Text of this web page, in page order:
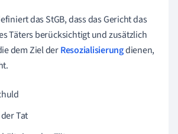
das StGB, dass das Gericht das
Täters berücksichtigt und zusätzlich
dem Ziel derResozialisierungdienen,
Tat